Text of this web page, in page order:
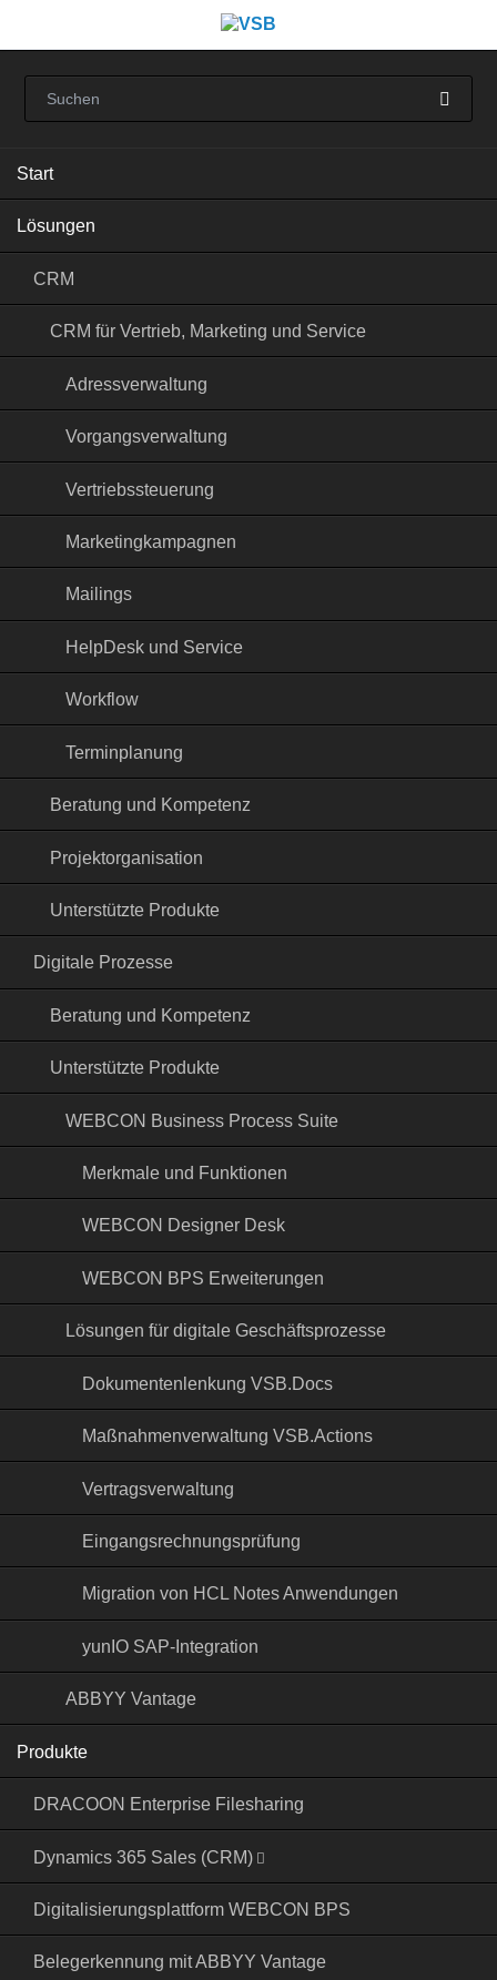
Start
Lösungen
CRM
CRM für Vertrieb, Marketing und Service
Adressverwaltung
Vorgangsverwaltung
Vertriebssteuerung
Marketingkampagnen
Mailings
HelpDesk und Service
Workflow
Terminplanung
Beratung und Kompetenz
Projektorganisation
Unterstützte Produkte
Digitale Prozesse
Beratung und Kompetenz
Unterstützte Produkte
WEBCON Business Process Suite
Merkmale und Funktionen
WEBCON Designer Desk
WEBCON BPS Erweiterungen
Lösungen für digitale Geschäftsprozesse
Dokumentenlenkung VSB.Docs
Maßnahmenverwaltung VSB.Actions
Vertragsverwaltung
Eingangsrechnungs­prüfung
Migration von HCL Notes Anwendungen
yunIO SAP-Integration
ABBYY Vantage
Produkte
DRACOON Enterprise Filesharing
Dynamics 365 Sales (CRM)
Digitalisierungsplattform WEBCON BPS
Belegerkennung mit ABBYY Vantage